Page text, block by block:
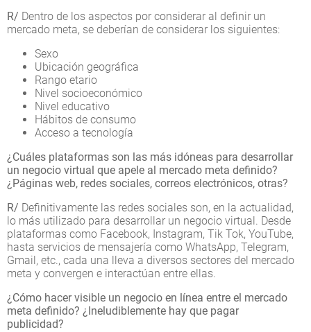
R/ Dentro de los aspectos por considerar al definir un
mercado meta, se deberían de considerar los siguientes:
Sexo
Ubicación geográfica
Rango etario
Nivel socioeconómico
Nivel educativo
Hábitos de consumo
Acceso a tecnología
¿Cuáles plataformas son las más idóneas para desarrollar
un negocio virtual que apele al mercado meta definido?
¿Páginas web, redes sociales, correos electrónicos, otras?
R/ Definitivamente las redes sociales son, en la actualidad,
lo más utilizado para desarrollar un negocio virtual. Desde
plataformas como Facebook, Instagram, Tik Tok, YouTube,
hasta servicios de mensajería como WhatsApp, Telegram,
Gmail, etc., cada una lleva a diversos sectores del mercado
meta y convergen e interactúan entre ellas.
¿Cómo hacer visible un negocio en línea entre el mercado
meta definido? ¿Ineludiblemente hay que pagar
publicidad?